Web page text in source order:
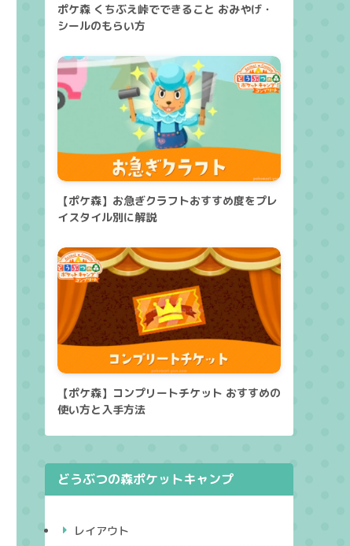
ポケ森 くちぶえ峠でできること おみやげ・
シールのもらい方
【ポケ森】お急ぎクラフトおすすめ度をプレ
イスタイル別に解説
【ポケ森】コンプリートチケット おすすめの
使い方と入手方法
どうぶつの森ポケットキャンプ
レイアウト